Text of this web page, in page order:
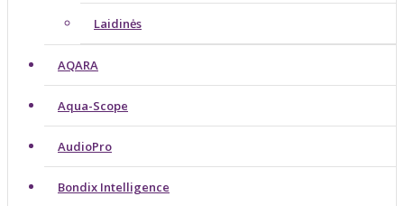
Laidinės
AQARA
Aqua-Scope
AudioPro
Bondix Intelligence